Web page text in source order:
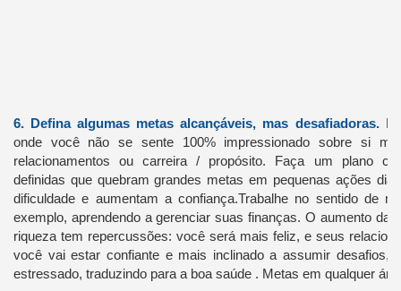
6. Defina algumas metas alcançáveis, mas desafiadoras.
onde você não se sente 100% impressionado sobre si
relacionamentos ou carreira / propósito. Faça um plano
definidas que quebram grandes metas em pequenas ações
dificuldade e aumentam a confiança.Trabalhe no sentido de
exemplo, aprendendo a gerenciar suas finanças. O aumento da
riqueza tem repercussões: você será mais feliz, e seus
você vai estar confiante e mais inclinado a assumir desafios,
estressado, traduzindo para a boa saúde . Metas em qualquer